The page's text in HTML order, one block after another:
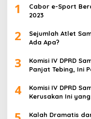
1
Cabor e-Sport
2023
2
Sejumlah Atlet
Ada Apa?
3
Komisi IV DPRD
Panjat Tebing, Ini
4
Komisi IV DPRD
Kerusakan Ini
Kalah Dramatis